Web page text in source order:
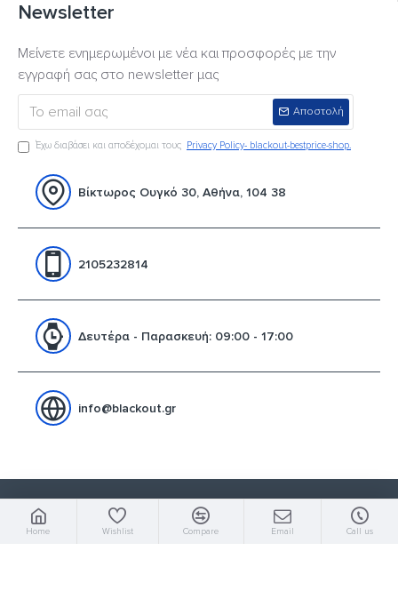
Newsletter
Μείνετε ενημερωμένοι με νέα και προσφορές με την
εγγραφή σας στο newsletter μας
Αποστολή
Έχω διαβάσει και αποδέχομαι τους Privacy Policy- blackout-bestprice-shop.
Βίκτωρος Ουγκό 30, Αθήνα, 104 38
2105232814
Δευτέρα - Παρασκευή: 09:00 - 17:00
info@blackout.gr
© 2020. Blackout shop. Web hosting & promotion by Galaxynet since
Home Wishlist Compare Email Call us